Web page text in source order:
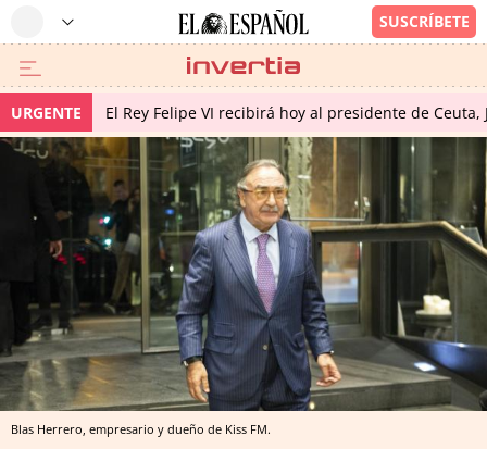
URGENTE El Rey Felipe VI recibirá hoy al presidente de Ceuta,
Blas Herrero, empresario y dueño de Kiss FM.